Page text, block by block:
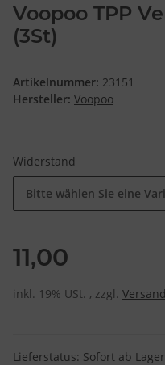
Voopoo TPP
(3St)
Artikelnummer: 23151
Hersteller: Voopoo
Widerstand
Bitte wählen Sie eine
11,00
inkl. 19% USt. , zzgl. Versand
Lieferstatus: Sofort ab